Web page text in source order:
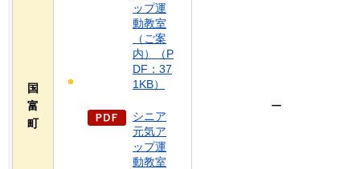
国
富
町
ップ運
動教室
（ご案
内）（P
DF：37
1KB）
シニア
元気ア
ップ運
動教室
ー